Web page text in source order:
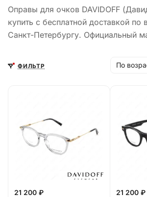
Оправы для очков DAVIDOFF
купить с бесплатной доставкой по
Санкт-Петербургу. Официальный
ФИЛЬТР
21 200 ₽
21 200 ₽